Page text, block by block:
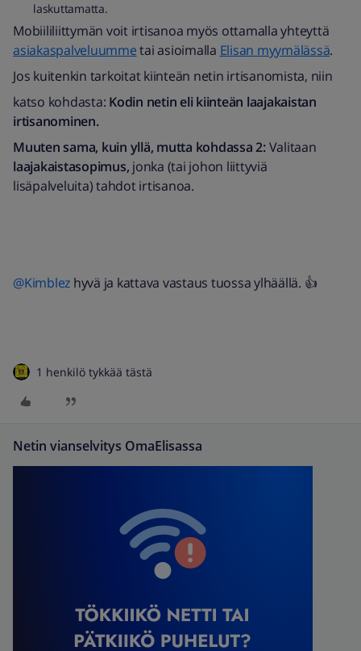
laskuttamatta.
Mobiililiittymän voit irtisanoa myös ottamalla yhteyttä
asiakaspalveluummetai asioimalla Elisan myymälässä.
Jos kuitenkin tarkoitat kiinteän netin irtisanomista, niin
katso kohdasta: Kodin netin eli kiinteän laajakaistan
irtisanominen.
Muuten sama, kuin yllä, mutta kohdassa 2:Valitaan
laajakaistasopimus, jonka (tai johon liittyviä
lisäpalveluita) tahdot irtisanoa.
@Kimblez hyvä ja kattava vastaus tuossa ylhäällä. 👍
1 henkilö tykkää tästä
Netin vianselvitys OmaElisassa